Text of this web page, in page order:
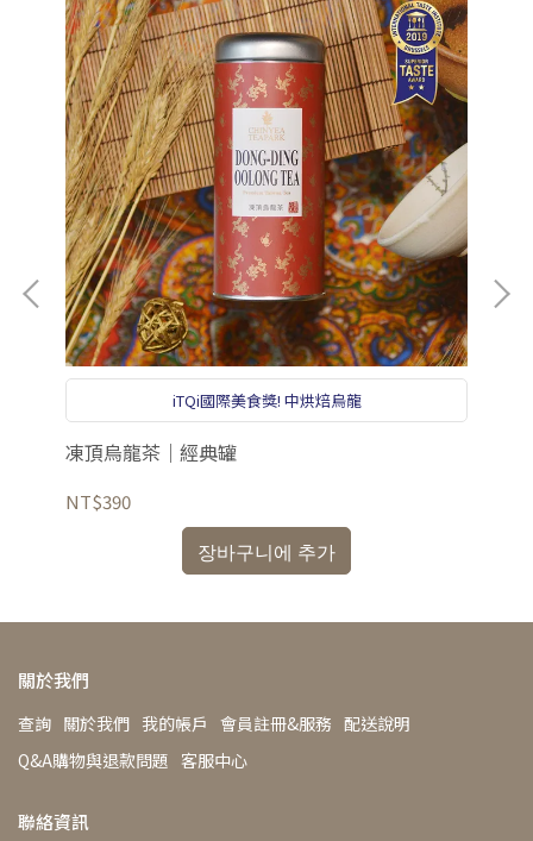
iTQi國際美食獎! 中烘焙烏龍
凍頂烏龍茶｜經典罐
NT$390
장바구니에 추가
關於我們
查詢 關於我們 我的帳戶 會員註冊&服務 配送說明
Q&A購物與退款問題 客服中心
聯絡資訊